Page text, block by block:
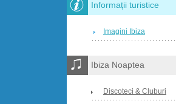
Informații turistice
Imagini Ibiza
Ibiza Noaptea
Discoteci & Cluburi